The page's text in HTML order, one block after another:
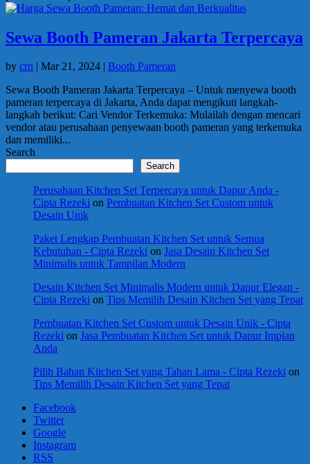
Sewa Booth Pameran Jakarta Terpercaya
by crn | Mar 21, 2024 | Booth Pameran
Sewa Booth Pameran Jakarta Terpercaya – Untuk menyewa booth
pameran terpercaya di Jakarta, Anda dapat mengikuti langkah-
langkah berikut: Cari Vendor Terkemuka: Mulailah dengan mencari
vendor atau perusahaan penyewaan booth pameran yang terkemuka
dan memiliki...
Search
Search
Perusahaan Kitchen Set Terpercaya untuk Dapur Anda -
Cipta Rezeki on Pembuatan Kitchen Set Custom untuk
Desain Unik
Paket Lengkap Pembuatan Kitchen Set untuk Semua
Kebutuhan - Cipta Rezeki on Jasa Desain Kitchen Set
Minimalis untuk Tampilan Modern
Desain Kitchen Set Minimalis Modern untuk Dapur Elegan -
Cipta Rezeki on Tips Memilih Desain Kitchen Set yang Tepat
Pembuatan Kitchen Set Custom untuk Desain Unik - Cipta
Rezeki on Jasa Pembuatan Kitchen Set untuk Dapur Impian
Anda
Pilih Bahan Kitchen Set yang Tahan Lama - Cipta Rezeki on
Tips Memilih Desain Kitchen Set yang Tepat
Facebook
Twitter
Google
Instagram
RSS